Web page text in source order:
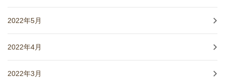
2022年5月
2022年4月
2022年3月